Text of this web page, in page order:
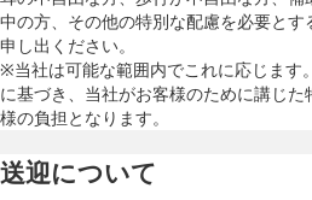
中の方、その他の特別な配慮を必要と
申し出ください。
※当社は可能な範囲内でこれに応じます
に基づき、当社がお客様のために講じ
様の負担となります。
送迎について